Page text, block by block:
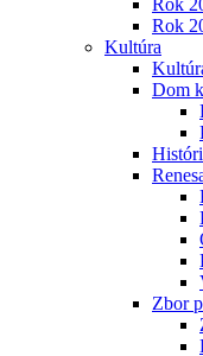
Rok
Rok
Kultúra
Dom
Zbor